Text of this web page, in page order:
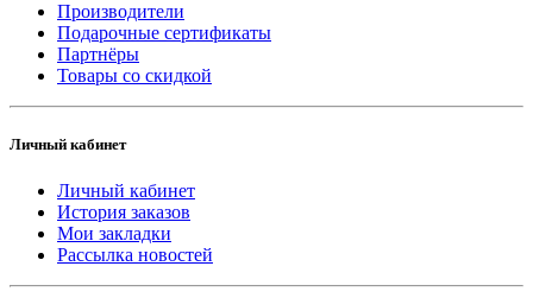
Производители
Подарочные сертификаты
Партнёры
Товары со скидкой
Личный кабинет
Личный кабинет
История заказов
Мои закладки
Рассылка новостей